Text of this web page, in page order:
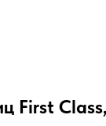
First